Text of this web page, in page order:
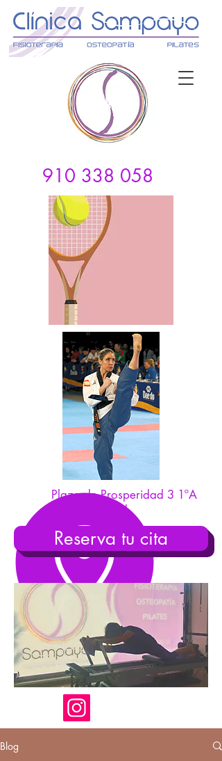
910 338 058
Plaza de Prosperidad 3 1ºA
28002 Madrid
Reserva tu cita
Blog